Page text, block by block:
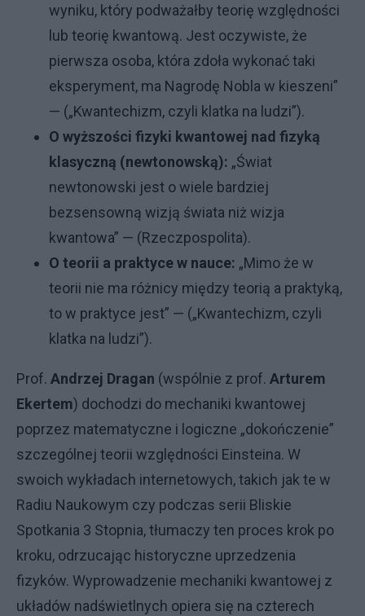
wyniku, który podważałby teorię względności
lub teorię kwantową. Jest oczywiste, że
pierwsza osoba, która zdoła wykonać taki
eksperyment, ma Nagrodę Nobla w kieszeni”
— („Kwantechizm, czyli klatka na ludzi”).
O wyższości fizyki kwantowej nad fizyką
klasyczną (newtonowską): „Świat
newtonowski jest o wiele bardziej
bezsensowną wizją świata niż wizja
kwantowa” — (Rzeczpospolita).
O teorii a praktyce w nauce: „Mimo że w
teorii nie ma różnicy między teorią a praktyką,
to w praktyce jest” — („Kwantechizm, czyli
klatka na ludzi”).
Prof. Andrzej Dragan (wspólnie z prof. Arturem
Ekertem) dochodzi do mechaniki kwantowej
poprzez matematyczne i logiczne „dokończenie”
szczególnej teorii względności Einsteina. W
swoich wykładach internetowych, takich jak te w
Radiu Naukowym czy podczas serii Bliskie
Spotkania 3 Stopnia, tłumaczy ten proces krok po
kroku, odrzucając historyczne uprzedzenia
fizyków. Wyprowadzenie mechaniki kwantowej z
układów nadświetlnych opiera się na czterech